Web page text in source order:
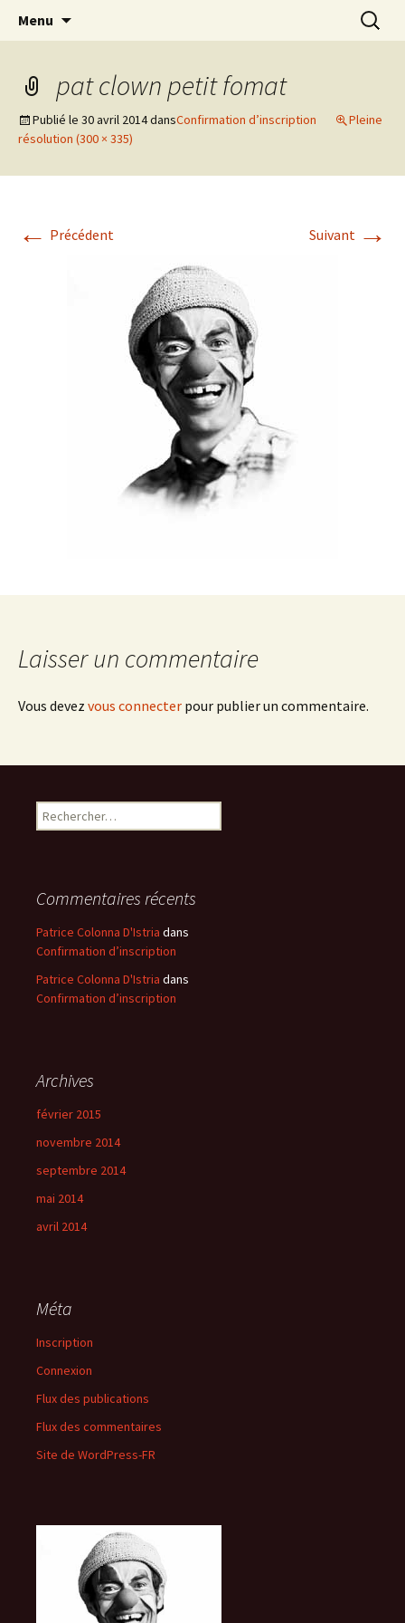
clowndesource
clown Ateliers stages Paris gestalt
Menu
pat clown petit fomat
Publié le 30 avril 2014dansConfirmation d’inscription
Pleine
résolution (300 × 335)
← Précédent Suivant →
Laisser un commentaire
Vous devez vous connecter pour publier un commentaire.
Rechercher :
Commentaires récents
Patrice Colonna D'Istria dans
Confirmation d’inscription
Patrice Colonna D'Istria dans
Confirmation d’inscription
Archives
février 2015
novembre 2014
septembre 2014
mai 2014
avril 2014
Méta
Inscription
Connexion
Flux des publications
Flux des commentaires
Site de WordPress-FR